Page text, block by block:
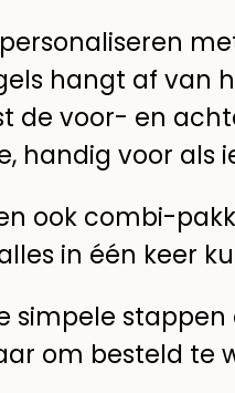
hangt af van
de voor- en
handig voor als
ook combi-
in één keer
simpele
om besteld te